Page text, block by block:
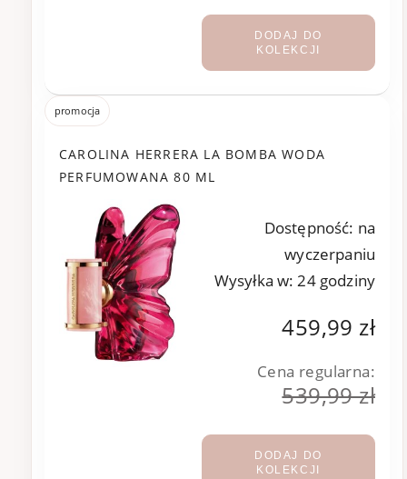
DODAJ DO
KOLEKCJI
CAROLINA HERRERA LA BOMBA WODA
PERFUMOWANA 80 ML
Dostępność: na
wyczerpaniu
Wysyłka w: 24 godziny
459,99 zł
Cena regularna:
539,99 zł
DODAJ DO
KOLEKCJI
promocja